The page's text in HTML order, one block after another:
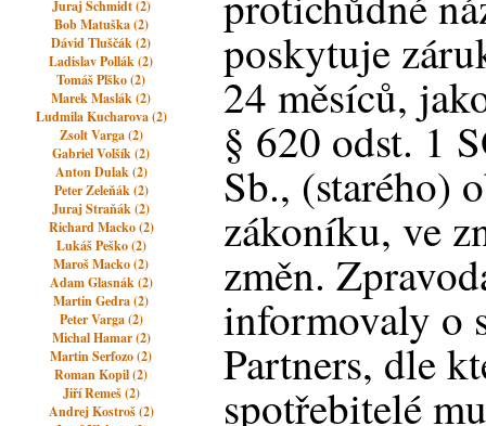
Juraj Schmidt (2)
Bob Matuška (2)
Dávid Tluščák (2)
Ladislav Pollák (2)
Tomáš Plško (2)
Marek Maslák (2)
Ludmila Kucharova (2)
Zsolt Varga (2)
Gabriel Volšík (2)
Anton Dulak (2)
Peter Zeleňák (2)
Juraj Straňák (2)
Richard Macko (2)
Lukáš Peško (2)
Maroš Macko (2)
Adam Glasnák (2)
Martin Gedra (2)
Peter Varga (2)
Michal Hamar (2)
Martin Serfozo (2)
Roman Kopil (2)
Jiří Remeš (2)
Andrej Kostroš (2)
poskytuje
24 měsíců,
§ 620 odst. 1
Sb., (starého)
zákoníku, ve
změn.
informovaly o
Partners, dle
spotřebitelé